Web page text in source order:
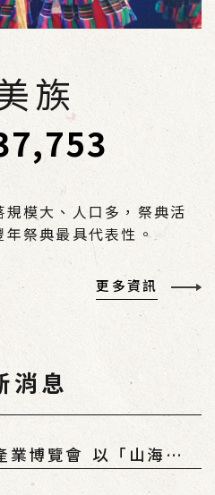
族
模大、人口多，祭典活
祭典最具代表性。
更多資訊
消息
業博覽會 以「山海原
部落樂齡旅遊新風潮